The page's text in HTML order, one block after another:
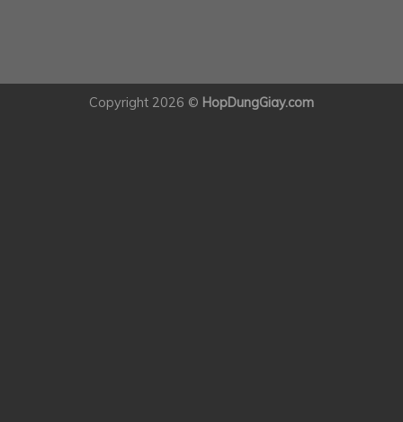
Copyright 2026 © HopDungGiay.com